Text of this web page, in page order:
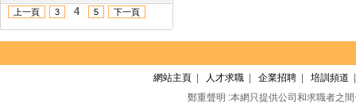
上一頁 3 4 5 下一頁
網站主頁 人才求職 企業招聘 培訓頻道
鄭重聲明 :本網只提供公司和求職者之